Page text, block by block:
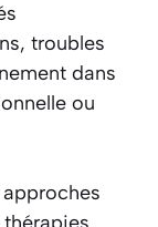
troubles
dans
ou